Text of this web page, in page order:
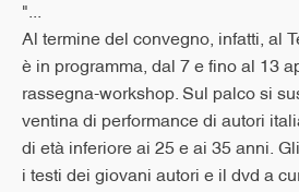
"...
Al termine del convegno, infatti, al
è in programma, dal 7 e fino al 13
rassegna-workshop. Sul palco si
ventina di performance di autori
di età inferiore ai 25 e ai 35 anni.
i testi dei giovani autori e il dvd a